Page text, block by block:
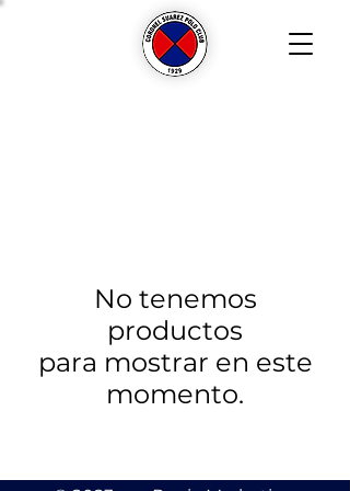
No tenemos
productos
para mostrar en este
momento.